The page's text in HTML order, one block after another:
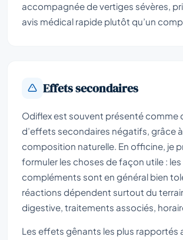
accompagnée de vertiges sévères,
avis médical rapide plutôt qu’un
Effets secondaires
Odiflex est souvent présenté comme
d’effets secondaires négatifs, grâce
composition naturelle. En officine, je
formuler les choses de façon utile : les
compléments sont en général bien
réactions dépendent surtout du
digestive, traitements associés,
Les effets gênants les plus rapportés